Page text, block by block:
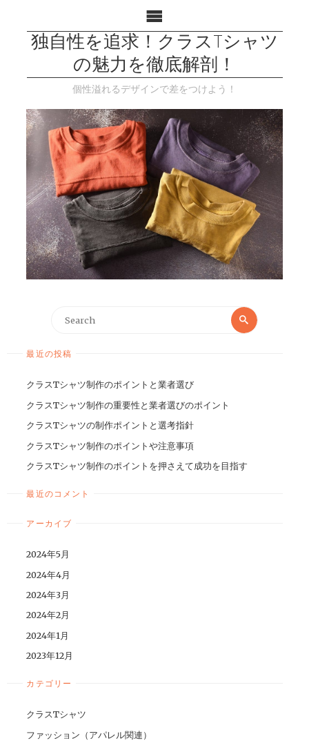
独自性を追求！クラスTシャツ
の魅力を徹底解剖！
個性溢れるデザインで差をつけよう！
最近の投稿
クラスTシャツ制作のポイントと業者選び
クラスTシャツ制作の重要性と業者選びのポイント
クラスTシャツの制作ポイントと選考指針
クラスTシャツ制作のポイントや注意事項
クラスTシャツ制作のポイントを押さえて成功を目指す
最近のコメント
アーカイブ
2024年5月
2024年4月
2024年3月
2024年2月
2024年1月
2023年12月
カテゴリー
クラスTシャツ
ファッション（アパレル関連）